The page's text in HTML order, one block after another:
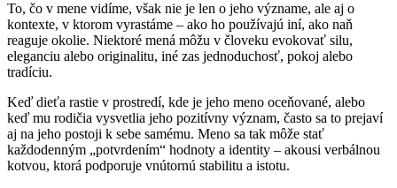
To, čo v mene vidíme, však nie je len o jeho význame, ale aj o
kontexte, v ktorom vyrastáme – ako ho používajú iní, ako naň
reaguje okolie. Niektoré mená môžu v človeku evokovať silu,
eleganciu alebo originalitu, iné zas jednoduchosť, pokoj alebo
tradíciu.
Keď dieťa rastie v prostredí, kde je jeho meno oceňované, alebo
keď mu rodičia vysvetlia jeho pozitívny význam, často sa to prejaví
aj na jeho postoji k sebe samému. Meno sa tak môže stať
každodenným „potvrdením“ hodnoty a identity – akousi verbálnou
kotvou, ktorá podporuje vnútornú stabilitu a istotu.